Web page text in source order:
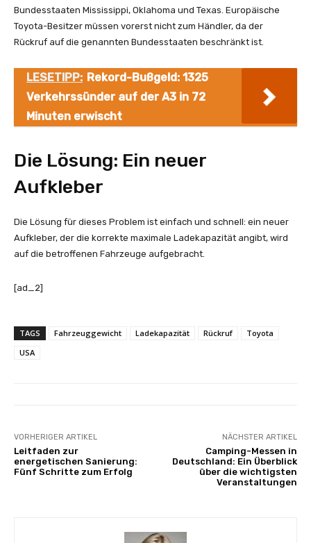
Bundesstaaten Mississippi, Oklahoma und Texas. Europäische
Toyota-Besitzer müssen vorerst nicht zum Händler, da der
Rückruf auf die genannten Bundesstaaten beschränkt ist.
LESETIPP: Rekord-Bußgeld: 1325
Verkehrssünder auf der A3 in 72
Minuten erwischt
Die Lösung: Ein neuer
Aufkleber
Die Lösung für dieses Problem ist einfach und schnell: ein neuer
Aufkleber, der die korrekte maximale Ladekapazität angibt, wird
auf die betroffenen Fahrzeuge aufgebracht.
[ad_2]
TAGS Fahrzeuggewicht Ladekapazität Rückruf
Toyota
USA
VORHERIGER ARTIKEL
Leitfaden zur
energetischen Sanierung:
Fünf Schritte zum Erfolg
NÄCHSTER ARTIKEL
Camping-Messen in
Deutschland: Ein Überblick
über die wichtigsten
Veranstaltungen